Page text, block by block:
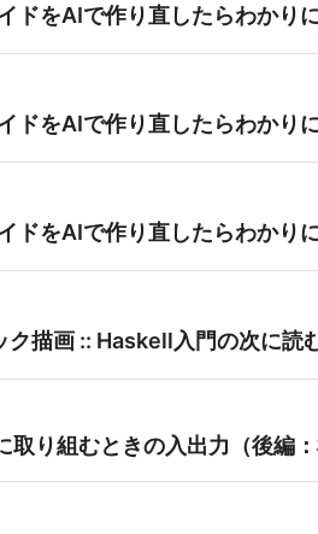
ドをAIで作り直したらわかり
ドをAIで作り直したらわかり
ドをAIで作り直したらわかり
描画 :: Haskell入門の次に読
り組むときの入出力（後編：